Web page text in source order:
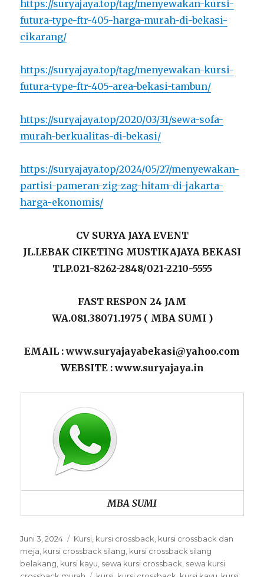
https://suryajaya.top/tag/menyewakan-kursi-
futura-type-ftr-405-harga-murah-di-bekasi-
cikarang/
https://suryajaya.top/tag/menyewakan-kursi-
futura-type-ftr-405-area-bekasi-tambun/
https://suryajaya.top/2020/03/31/sewa-sofa-
murah-berkualitas-di-bekasi/
https://suryajaya.top/2024/05/27/menyewakan-
partisi-pameran-zig-zag-hitam-di-jakarta-
harga-ekonomis/
CV SURYA JAYA EVENT
JL.LEBAK CIKETING MUSTIKAJAYA BEKASI
TLP.021-8262-2848/021-2210-5555
FAST RESPON 24 JAM
WA.081.38071.1975 ( MBA SUMI )
EMAIL : www.suryajayabekasi@yahoo.com
WEBSITE : www.suryajaya.in
MBA SUMI
Posted
on
Juni 3, 2024 Categories
Kursi kursi crossback kursi crossback dan
meja kursi crossback silang kursi crossback silang
belakang kursi kayu sewa kursi crossback sewa kursi
Tags